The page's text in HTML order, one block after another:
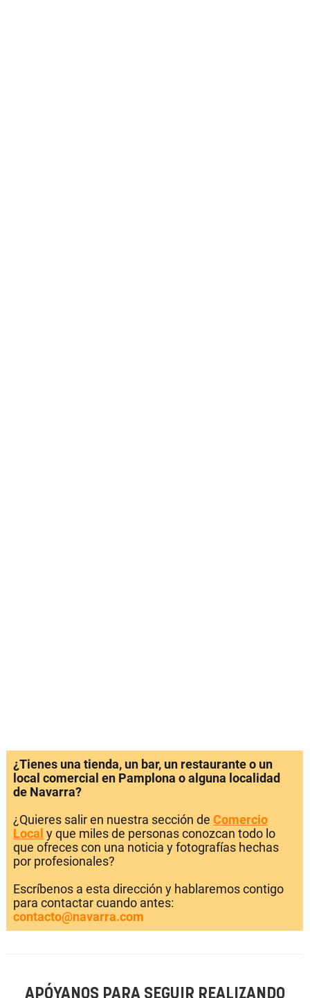
¿Tienes una tienda, un bar, un restaurante o un
local comercial en Pamplona o alguna localidad
de Navarra?
¿Quieres salir en nuestra sección de Comercio
Local y que miles de personas conozcan todo lo
que ofreces con una noticia y fotografías hechas
por profesionales?
Escríbenos a esta dirección y hablaremos contigo
para contactar cuando antes:
contacto@navarra.com
APÓYANOS PARA SEGUIR REALIZANDO